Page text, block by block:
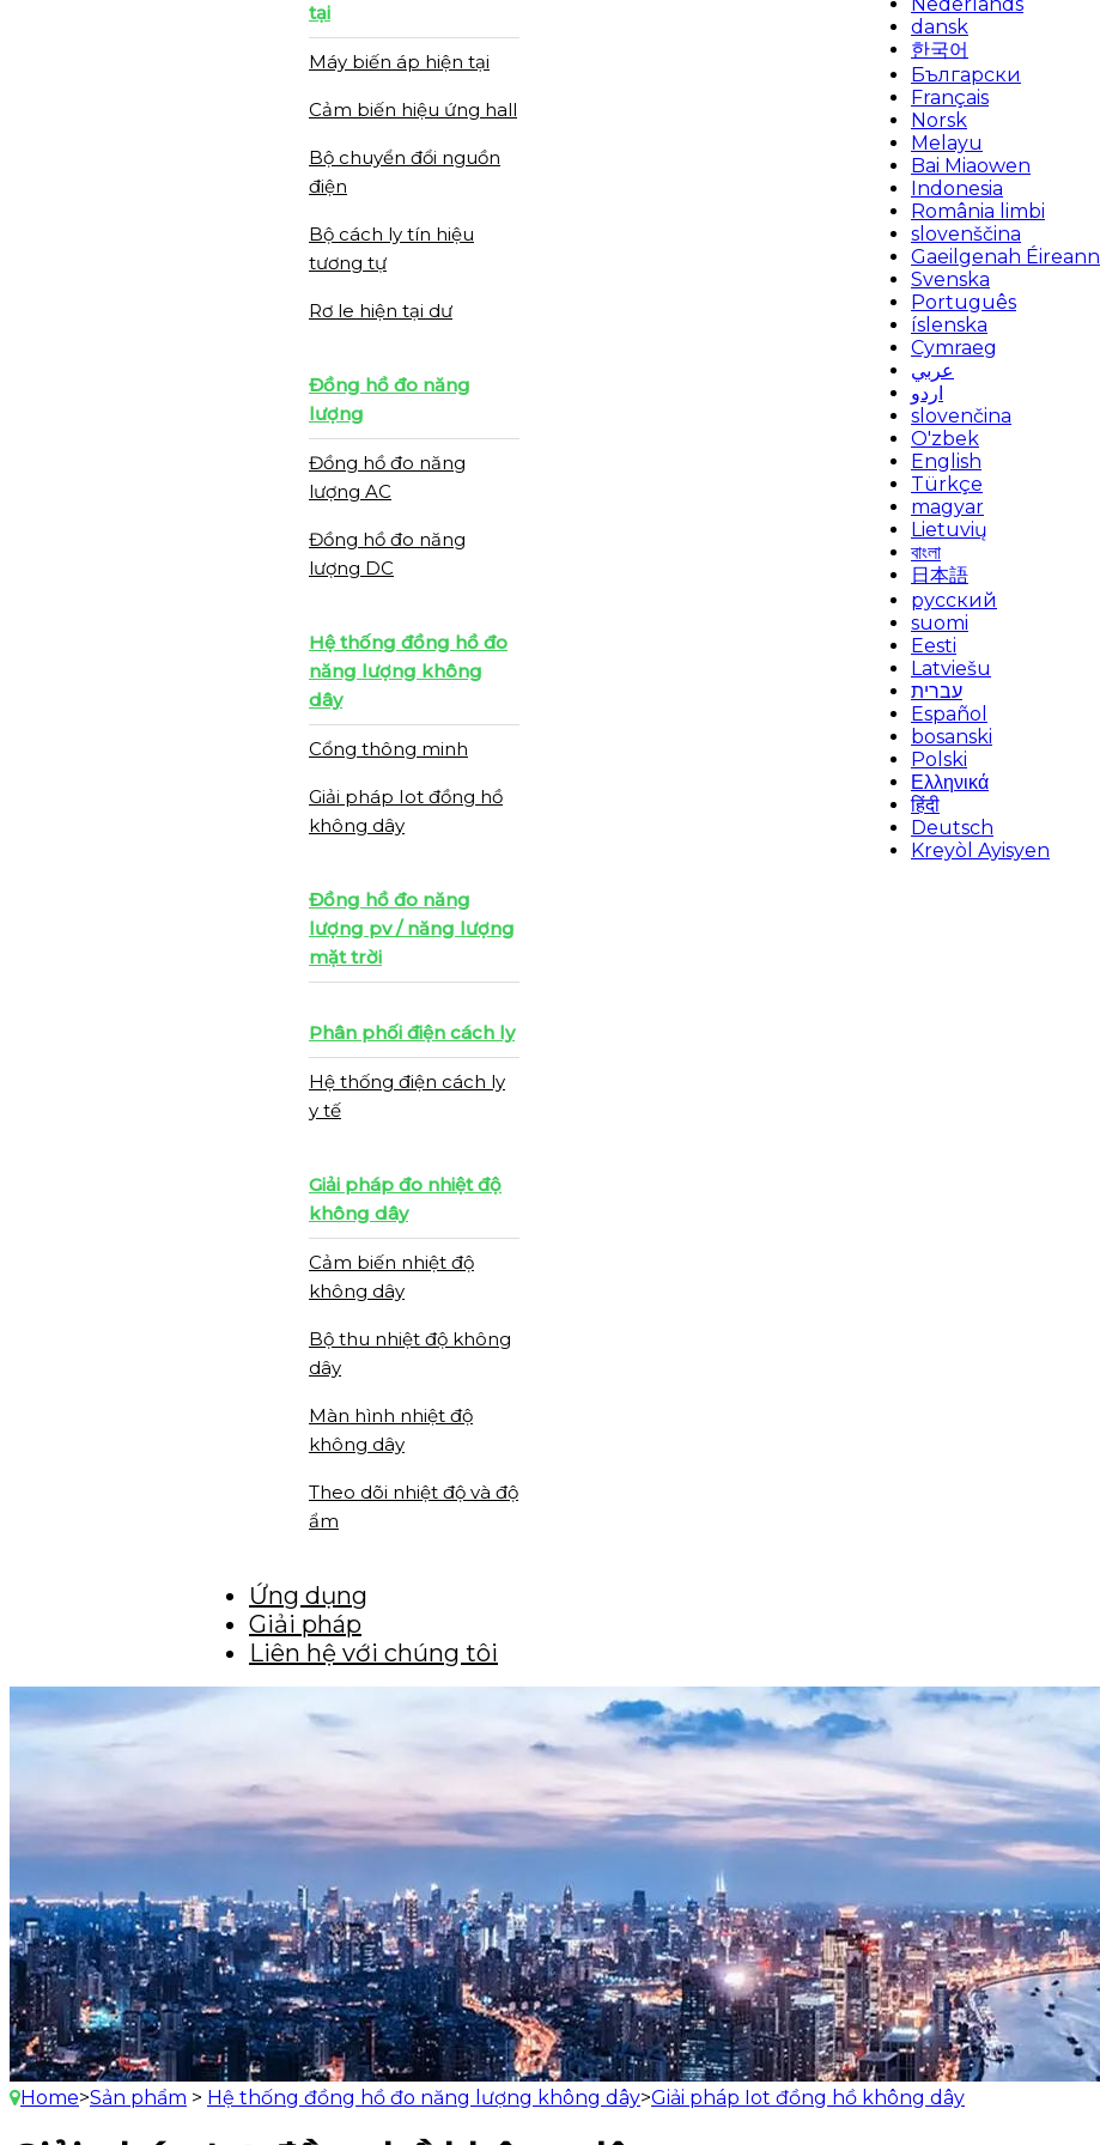
dansk
한국어
Български
Français
Norsk
Melayu
Bai Miaowen
Indonesia
România limbi
slovenščina
Gaeilgenah Éireann
Svenska
Português
íslenska
Cymraeg
عربي
اردو
slovenčina
O'zbek
English
Türkçe
magyar
Lietuvių
বাংলা
日本語
русский
suomi
Eesti
Latviešu
עברית
Español
bosanski
Polski
Ελληνικά
हिंदी
Deutsch
Kreyòl Ayisyen
tại
Máy biến áp hiện tại
Cảm biến hiệu ứng hall
Bộ chuyển đổi nguồn
điện
Bộ cách ly tín hiệu
tương tự
Rơ le hiện tại dư
Đồng hồ đo năng
lượng
Đồng hồ đo năng
lượng AC
Đồng hồ đo năng
lượng DC
Hệ thống đồng hồ đo
năng lượng không
dây
Cổng thông minh
Giải pháp Iot đồng hồ
không dây
Đồng hồ đo năng
lượng pv / năng lượng
mặt trời
Phân phối điện cách ly
Hệ thống điện cách ly
y tế
Giải pháp đo nhiệt độ
không dây
Cảm biến nhiệt độ
không dây
Bộ thu nhiệt độ không
dây
Màn hình nhiệt độ
không dây
Theo dõi nhiệt độ và độ
ẩm
Ứng dụng
Giải pháp
Liên hệ với chúng tôi
Home>Sản phẩm > Hệ thống đồng hồ đo năng lượng không dây>Giải pháp Iot đồng hồ không dây